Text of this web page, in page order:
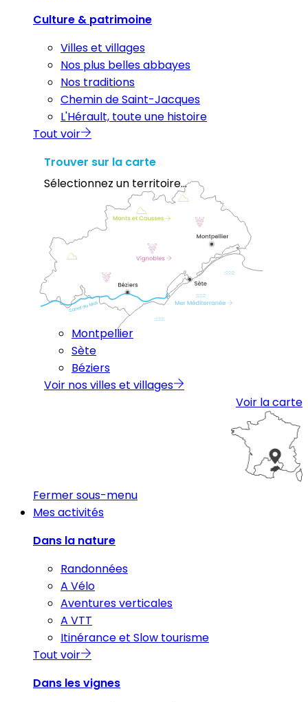
Culture & patrimoine
Villes et villages
Nos plus belles abbayes
Nos traditions
Chemin de Saint-Jacques
L'Hérault, toute une histoire
Tout voir
Trouver sur la carte
Sélectionnez un territoire...
Montpellier
Sète
Béziers
Voir nos villes et villages
Voir la carte
Fermer sous-menu
Mes activités
Dans la nature
Randonnées
A Vélo
Aventures verticales
A VTT
Itinérance et Slow tourisme
Tout voir
Dans les vignes